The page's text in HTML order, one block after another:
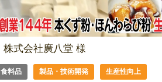
株式会社廣八堂 様
食料品 製品・技術開発 生産性向上